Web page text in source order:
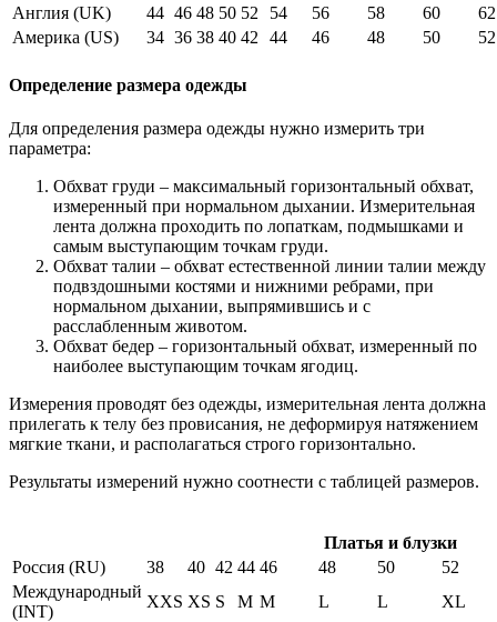
Англия (UK)
44 46 48 50 52 54 56 58 60
62
Америка (US)
34 36 38 40 42 44 46 48 50 52
Определение размера одежды
Для определения размера одежды нужно измерить три
параметра:
Обхват груди – максимальный горизонтальный обхват,
измеренный при нормальном дыхании. Измерительная
лента должна проходить по лопаткам, подмышками и
самым выступающим точкам груди.
Обхват талии – обхват естественной линии талии между
подвздошными костями и нижними ребрами, при
нормальном дыхании, выпрямившись и с
расслабленным животом.
Обхват бедер – горизонтальный обхват, измеренный по
наиболее выступающим точкам ягодиц.
Измерения проводят без одежды, измерительная лента должна
прилегать к телу без провисания, не деформируя натяжением
мягкие ткани, и располагаться строго горизонтально.
Результаты измерений нужно соотнести с таблицей размеров.
Платья и блузки
Россия (RU)
38 40 42 44 46 48 50
52
Международный
(INT)
XXS XS S M M L L
XL